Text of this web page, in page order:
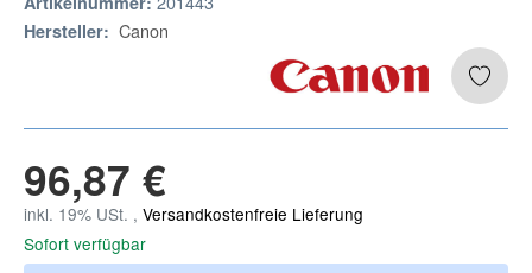
Hersteller: Canon
96,87 €
inkl. 19% USt. , Versandkostenfreie Lieferung
Sofort verfügbar